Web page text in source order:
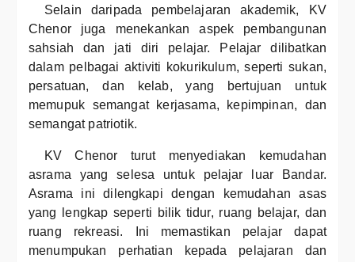
Selain daripada pembelajaran akademik, KV
Chenor juga menekankan aspek pembangunan
sahsiah dan jati diri pelajar. Pelajar dilibatkan
dalam pelbagai aktiviti kokurikulum, seperti sukan,
persatuan, dan kelab, yang bertujuan untuk
memupuk semangat kerjasama, kepimpinan, dan
semangat patriotik.
KV Chenor turut menyediakan kemudahan
asrama yang selesa untuk pelajar luar Bandar.
Asrama ini dilengkapi dengan kemudahan asas
yang lengkap seperti bilik tidur, ruang belajar, dan
ruang rekreasi. Ini memastikan pelajar dapat
menumpukan perhatian kepada pelajaran dan